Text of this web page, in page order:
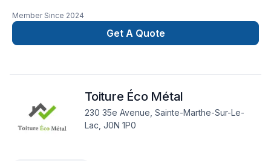
approche unique dans le domaine de Toit plat, Toiture,
Toiture en acier. Grâce à notre approche centrée sur le
client, nous proposons des solutions adaptées à vos besoins
centré sur vos besoins et vos aspirations.
Member Since 2024
Get A Quote
Toiture Éco Métal
230 35e Avenue, Sainte-Marthe-Sur-Le-
Lac, J0N 1P0